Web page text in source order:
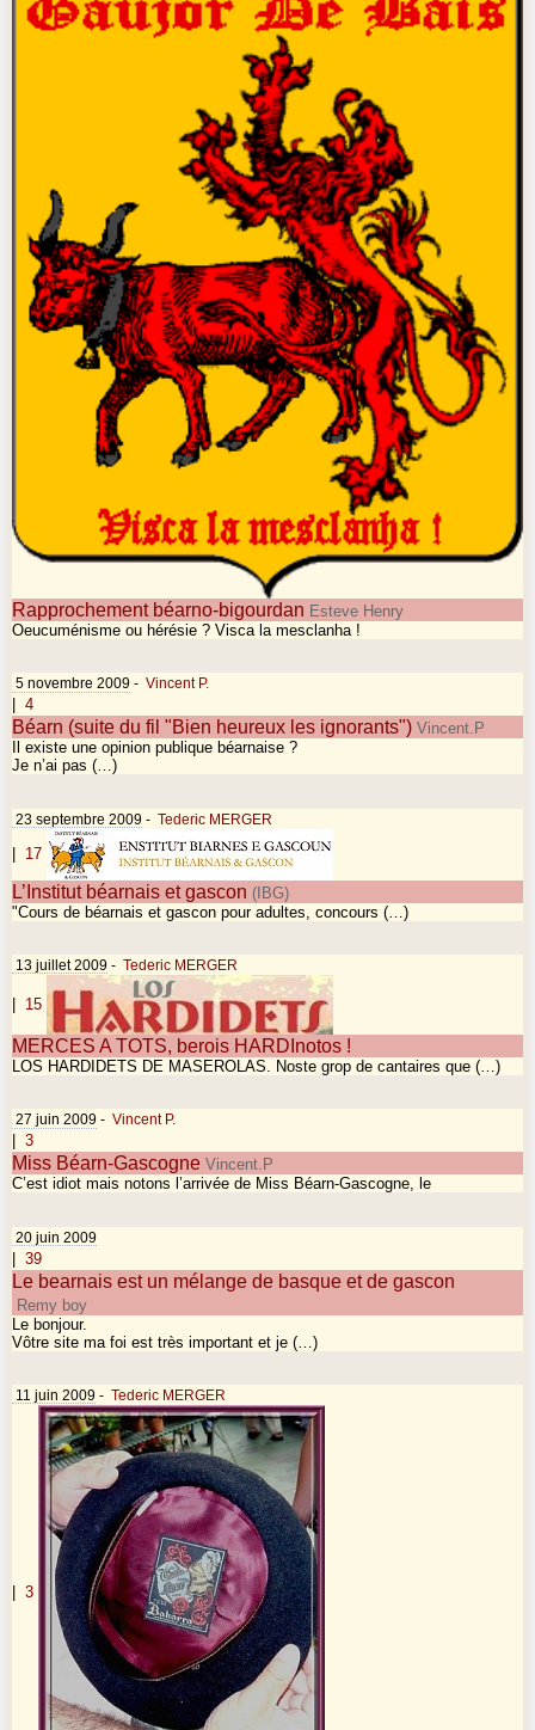
Rapprochement béarno-bigourdan Esteve Henry
Oeucuménisme ou hérésie ? Visca la mesclanha !
5 novembre 2009 - Vincent P.
4
Béarn (suite du fil "Bien heureux les ignorants") Vincent.P
Il existe une opinion publique béarnaise ?
Je n’ai pas (…)
23 septembre 2009 - Tederic MERGER
17
L’Institut béarnais et gascon (IBG)
"Cours de béarnais et gascon pour adultes, concours (…)
13 juillet 2009 - Tederic MERGER
| 15
MERCES A TOTS, berois HARDInotos !
LOS HARDIDETS DE MASEROLAS. Noste grop de cantaires que (…)
27 juin 2009 - Vincent P.
3
Miss Béarn-Gascogne Vincent.P
C’est idiot mais notons l’arrivée de Miss Béarn-Gascogne, le
20 juin 2009
| 39
Le bearnais est un mélange de basque et de gascon
Remy boy
Le bonjour.
Vôtre site ma foi est très important et je (…)
11 juin 2009 - Tederic MERGER
3